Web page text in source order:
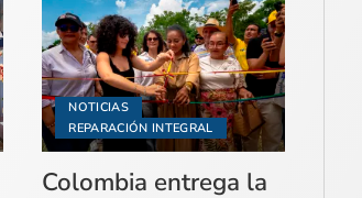
NOTICIAS
REPARACIÓN INTEGRAL
Colombia entrega la